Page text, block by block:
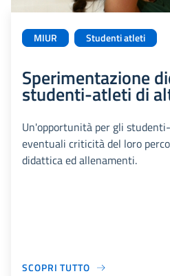
MIUR Studenti atleti
Sperimentazione
studenti-atleti di
Un'opportunità per gli
eventuali criticità del loro
didattica ed allenamenti.
SCOPRI TUTTO